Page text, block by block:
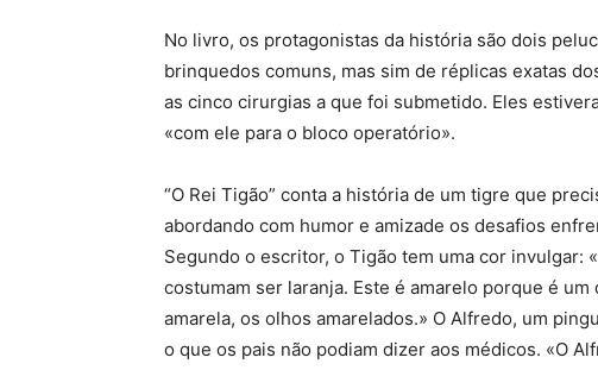
No livro, os protagonistas da história são dois
brinquedos comuns, mas sim de réplicas exatas
as cinco cirurgias a que foi submetido. Eles
«com ele para o bloco operatório».
“O Rei Tigão” conta a história de um tigre que
abordando com humor e amizade os desafios
Segundo o escritor, o Tigão tem uma cor invulgar:
costumam ser laranja. Este é amarelo porque é
amarela, os olhos amarelados.» O Alfredo, um
o que os pais não podiam dizer aos médicos. «O